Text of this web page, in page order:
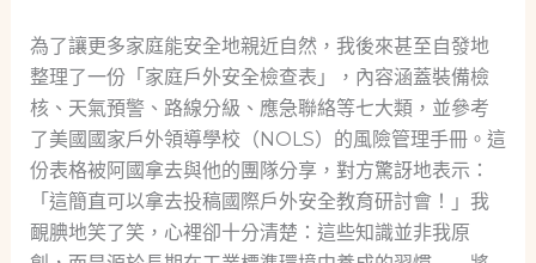
為了讓更多家庭能安全地親近自然，我後來甚至自發地
整理了一份「家庭戶外安全檢查表」，內容涵蓋裝備檢
核、天氣預警、路線分級、應急聯絡等七大類，並參考
了美國國家戶外領導學校（NOLS）的風險管理手冊。這
份表格被阿國拿去與他的團隊分享，對方驚訝地表示：
「這簡直可以拿去投稿國際戶外安全教育研討會！」我
靦腆地笑了笑，心裡卻十分清楚：這些知識並非我原